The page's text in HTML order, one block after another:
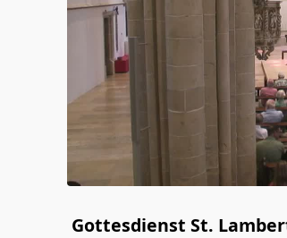
Gottesdienst St.